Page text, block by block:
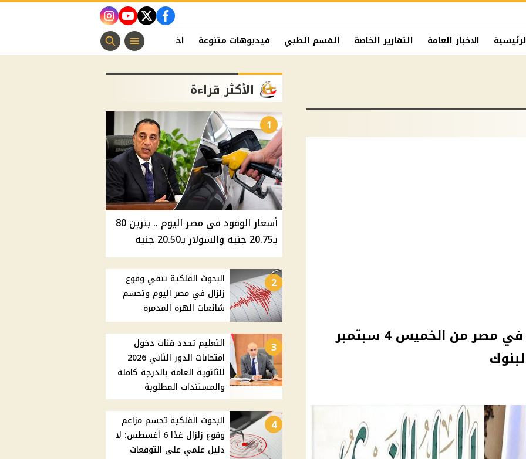
facebook
twitter
youtube
instagram
الاخبار العامة التقارير الخاصة القسم الطبي فيديوهات متنوعة اخبار الفن منوعات مسيحية
اجازه المولد النبوي 2025 في مصر من الخميس 4 سبتمبر
الأكثر قراءة
1
أسعار الوقود في مصر اليوم .. بنزين 80
بـ20.75 جنيه والسولار بـ20.50 جنيه
2
البحوث الفلكية تنفي وقوع
زلزال في مصر اليوم وتحسم
شائعات الهزة المدمرة
3
التعليم تحدد فئات دخول
امتحانات الدور الثاني 2026
للثانوية العامة بالدرجة كاملة
والمستندات المطلوبة
4
البحوث الفلكية تحسم مزاعم
وقوع زلزال غدًا 6 أغسطس: لا
دليل علمي على التوقعات